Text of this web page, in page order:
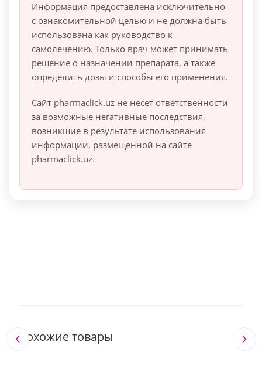
Информация предоставлена исключительно
с ознакомительной целью и не должна быть
использована как руководство к
самолечению. Только врач может принимать
решение о назначении препарата, а также
определить дозы и способы его применения.
Сайт pharmaclick.uz не несет ответственности
за возможные негативные последствия,
возникшие в результате использования
информации, размещенной на сайте
pharmaclick.uz.
Похожие товары